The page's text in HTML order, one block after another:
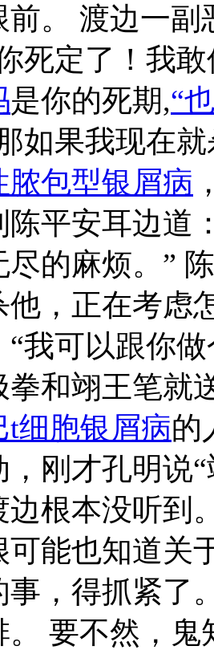
前。 渡边一
死定了！我
是你的死期,“
如果我现在
脓包型银屑病
陈平安耳边道
尽的麻烦。”
他，正在考虑
“我可以跟你
拳和翊王笔就
t细胞银屑病的
，刚才孔明说
边根本没听到
可能也知道关
事，得抓紧了
。 要不然，